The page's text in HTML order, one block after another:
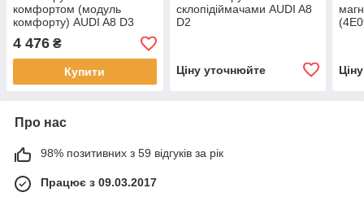
комфортом (модуль
комфорту) AUDI A8 D3
(4E0909131C)
4 476 ₴
Купити
склопідіймачами AUDI A8
D2
Ціну уточнюйте
Про нас
98% позитивних з 59 відгуків за рік
Працює з 09.03.2017